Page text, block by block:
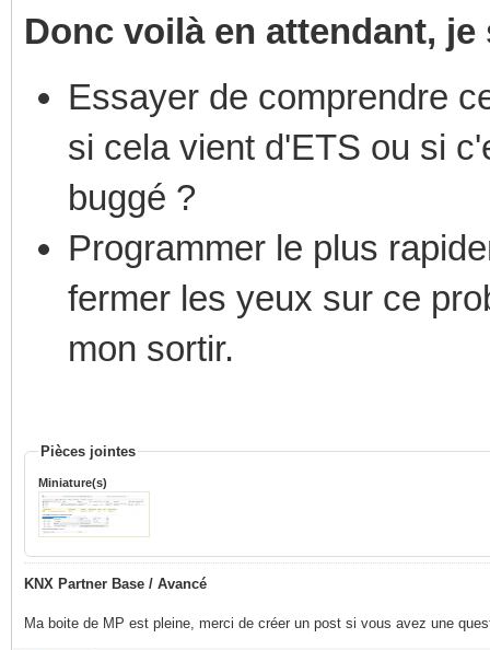
Donc voilà en attendant,
Essayer de comprendre
si cela vient d'ETS ou si
buggé ?
Programmer le plus
fermer les yeux sur ce
mon sortir.
Pièces jointes
Miniature(s)
KNX Partner Base / Avancé
Ma boite de MP est pleine, merci de créer un post si vous avez une